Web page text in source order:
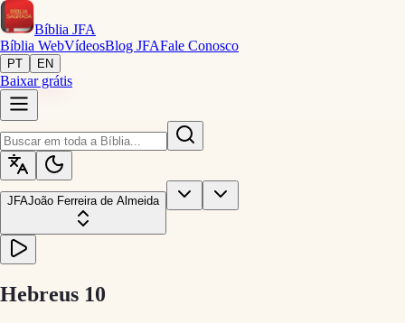
Bíblia JFA
Bíblia WebVídeosBlog JFAFale Conosco
PT EN
Baixar grátis
JFAJoão Ferreira de Almeida
Hebreus 10